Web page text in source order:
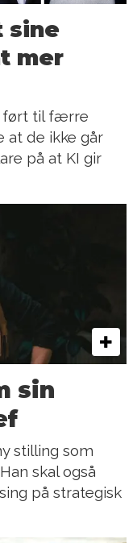
sine
mer
ført til færre
at de ikke går
på at KI gir
sin
stilling som
skal også
på strategisk